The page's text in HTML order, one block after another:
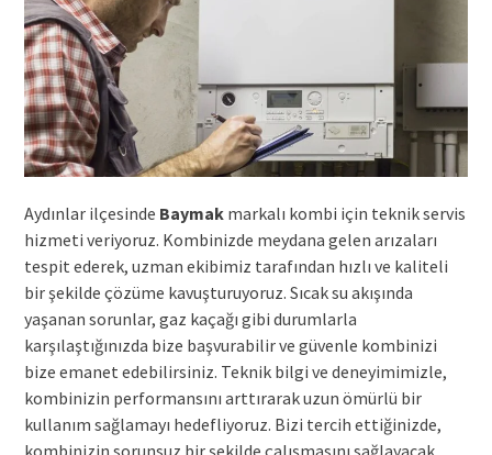
Aydınlar ilçesinde Baymakmarkalı kombi için teknik servis
hizmeti veriyoruz. Kombinizde meydana gelen arızaları
tespit ederek, uzman ekibimiz tarafından hızlı ve kaliteli
bir şekilde çözüme kavuşturuyoruz. Sıcak su akışında
yaşanan sorunlar, gaz kaçağı gibi durumlarla
karşılaştığınızda bize başvurabilir ve güvenle kombinizi
bize emanet edebilirsiniz. Teknik bilgi ve deneyimimizle,
kombinizin performansını arttırarak uzun ömürlü bir
kullanım sağlamayı hedefliyoruz. Bizi tercih ettiğinizde,